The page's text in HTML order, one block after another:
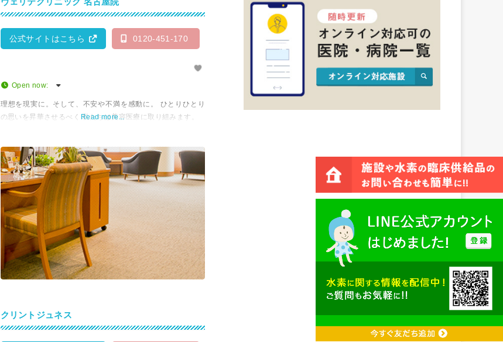
公式サイトはこちら 0120-451-170
Open now:
理想を現実に。そして、不安や不満を感動に。 ひとりひとり
の思いを昇華させるべく 私たちは美容医療に取り組みます。
Read more...
クリントジュネス